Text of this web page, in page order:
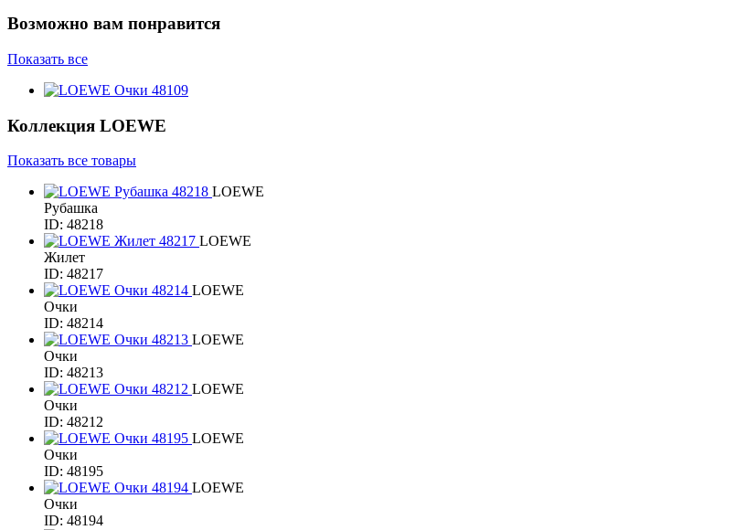
Возможно вам понравится
Показать все
Коллекция LOEWE
Показать все товары
LOEWE
Рубашка
ID: 48218
LOEWE
Жилет
ID: 48217
LOEWE
Очки
ID: 48214
LOEWE
Очки
ID: 48213
LOEWE
Очки
ID: 48212
LOEWE
Очки
ID: 48195
LOEWE
Очки
ID: 48194